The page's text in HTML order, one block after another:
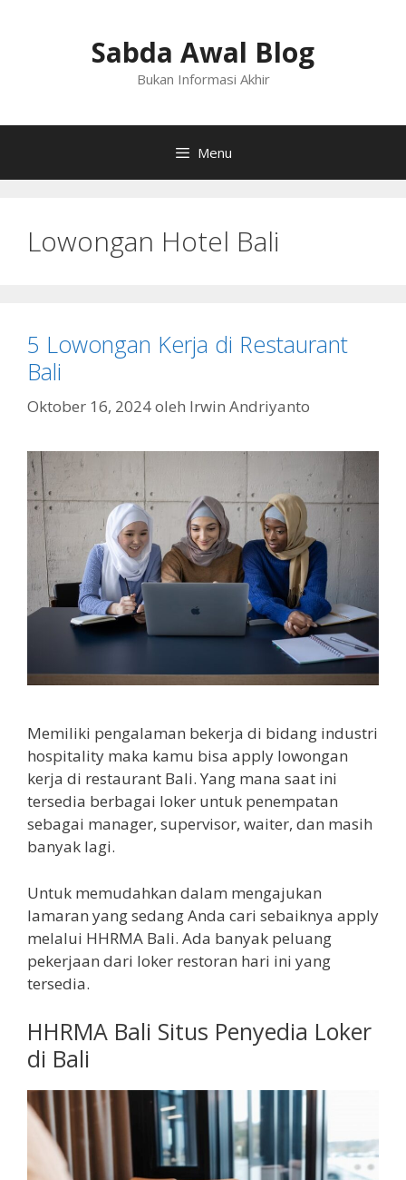
Sabda Awal Blog
Bukan Informasi Akhir
Menu
Lowongan Hotel Bali
5 Lowongan Kerja di Restaurant
Bali
Oktober 16, 2024oleh Irwin Andriyanto
Memiliki pengalaman bekerja di bidang industri
hospitality maka kamu bisa apply lowongan
kerja di restaurant Bali. Yang mana saat ini
tersedia berbagai loker untuk penempatan
sebagai manager, supervisor, waiter, dan masih
banyak lagi.
Untuk memudahkan dalam mengajukan
lamaran yang sedang Anda cari sebaiknya apply
melalui HHRMA Bali. Ada banyak peluang
pekerjaan dari loker restoran hari ini yang
tersedia.
HHRMA Bali Situs Penyedia Loker
di Bali